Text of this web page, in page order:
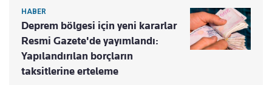
HABER
Deprem bölgesi için yeni kararlar
Resmi Gazete'de yayımlandı:
Yapılandırılan borçların
taksitlerine erteleme